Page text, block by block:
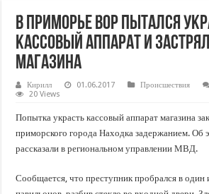
В Приморье вор пытался
кассовый аппарат и
магазина
Кирилл 01.06.2017 Происшествия
20 Views
Попытка украсть кассовый аппарат магазина
приморского города Находка задержанием. Об
рассказали в региональном управлении МВД.
Сообщается, что преступник пробрался в один